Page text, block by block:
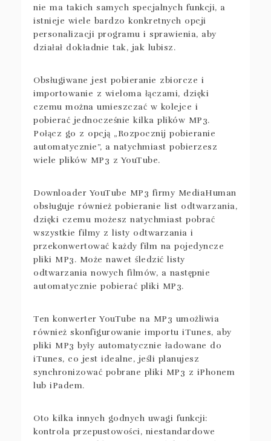
nie ma takich samych specjalnych funkcji, a
istnieje wiele bardzo konkretnych opcji
personalizacji programu i sprawienia, aby
działał dokładnie tak, jak lubisz.
Obsługiwane jest pobieranie zbiorcze i
importowanie z wieloma łączami, dzięki
czemu można umieszczać w kolejce i
pobierać jednocześnie kilka plików MP3.
Połącz go z opcją „Rozpocznij pobieranie
automatycznie”, a natychmiast pobierzesz
wiele plików MP3 z YouTube.
Downloader YouTube MP3 firmy MediaHuman
obsługuje również pobieranie list odtwarzania,
dzięki czemu możesz natychmiast pobrać
wszystkie filmy z listy odtwarzania i
przekonwertować każdy film na pojedyncze
pliki MP3. Może nawet śledzić listy
odtwarzania nowych filmów, a następnie
automatycznie pobierać pliki MP3.
Ten konwerter YouTube na MP3 umożliwia
również skonfigurowanie importu iTunes, aby
pliki MP3 były automatycznie ładowane do
iTunes, co jest idealne, jeśli planujesz
synchronizować pobrane pliki MP3 z iPhonem
lub iPadem.
Oto kilka innych godnych uwagi funkcji:
kontrola przepustowości, niestandardowe